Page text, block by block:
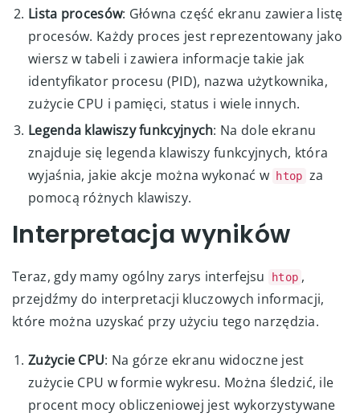
Lista procesów: Główna część ekranu zawiera listę
procesów. Każdy proces jest reprezentowany jako
wiersz w tabeli i zawiera informacje takie jak
identyfikator procesu (PID), nazwa użytkownika,
zużycie CPU i pamięci, status i wiele innych.
Legenda klawiszy funkcyjnych: Na dole ekranu
znajduje się legenda klawiszy funkcyjnych, która
wyjaśnia, jakie akcje można wykonać w
htop za
pomocą różnych klawiszy.
Interpretacja wyników
Teraz, gdy mamy ogólny zarys interfejsu htop ,
przejdźmy do interpretacji kluczowych informacji,
które można uzyskać przy użyciu tego narzędzia.
Zużycie CPU: Na górze ekranu widoczne jest
zużycie CPU w formie wykresu. Można śledzić, ile
procent mocy obliczeniowej jest wykorzystywane